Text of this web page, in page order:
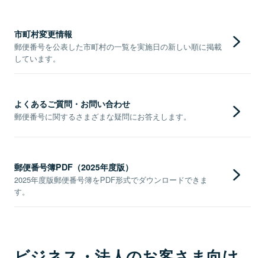
市町村変更情報
郵便番号を公表した市町村の一覧を実施日の新しい順に掲載
しています。
よくあるご質問・お問い合わせ
郵便番号に関するさまざまな疑問にお答えします。
郵便番号簿PDF（2025年度版）
2025年度版郵便番号簿をPDF形式でダウンロードできま
す。